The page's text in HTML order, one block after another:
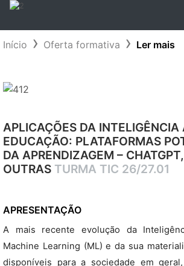
Início Oferta formativa Ler mais
APLICAÇÕES DA
EDUCAÇÃO: PLATAFORMAS
DA APRENDIZAGEM –
OUTRAS TURMA TIC 26/27.01
APRESENTAÇÃO
A mais recente evolução da
Machine Learning (ML) e da sua
disponíveis para a sociedade em